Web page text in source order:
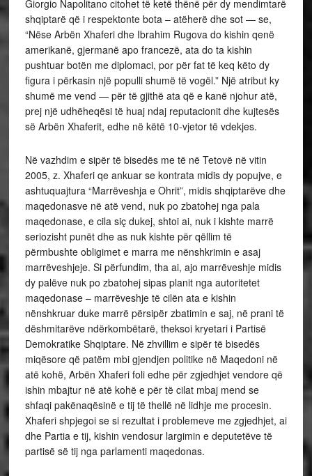
Giorgio Napolitano citohet të ketë thënë për dy mendimtarë
shqiptarë që i respektonte bota – atëherë dhe sot — se,
“Nëse Arbën Xhaferi dhe Ibrahim Rugova do kishin qenë
amerikanë, gjermanë apo francezë, ata do ta kishin
pushtuar botën me diplomaci, por për fat të keq këto dy
figura i përkasin një populli shumë të vogël.” Një atribut ky
shumë me vend — për të gjithë ata që e kanë njohur atë,
prej një udhëheqësi të huaj ndaj reputacionit dhe kujtesës
së Arbën Xhaferit, edhe në këtë 10-vjetor të vdekjes.
Në vazhdim e sipër të bisedës me të në Tetovë në vitin
2005, z. Xhaferi qe ankuar se kontrata midis dy popujve, e
ashtuquajtura “Marrëveshja e Ohrit”, midis shqiptarëve dhe
maqedonasve në atë vend, nuk po zbatohej nga pala
maqedonase, e cila siç dukej, shtoi ai, nuk i kishte marrë
seriozisht punët dhe as nuk kishte për qëllim të
përmbushte obligimet e marra me nënshkrimin e asaj
marrëveshjeje. Si përfundim, tha ai, ajo marrëveshje midis
dy palëve nuk po zbatohej sipas planit nga autoritetet
maqedonase – marrëveshje të cilën ata e kishin
nënshkruar duke marrë përsipër zbatimin e saj, në prani të
dëshmitarëve ndërkombëtarë, theksoi kryetari i Partisë
Demokratike Shqiptare. Në zhvillim e sipër të bisedës
miqësore që patëm mbi gjendjen politike në Maqedoni në
atë kohë, Arbën Xhaferi foli edhe për zgjedhjet vendore që
ishin mbajtur në atë kohë e për të cilat mbaj mend se
shfaqi pakënaqësinë e tij të thellë në lidhje me procesin.
Xhaferi shpjegoi se si rezultat i problemeve me zgjedhjet, ai
dhe Partia e tij, kishin vendosur largimin e deputetëve të
partisë së tij nga parlamenti maqedonas.